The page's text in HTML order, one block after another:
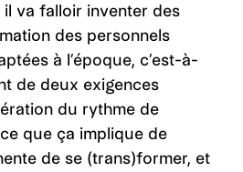
il va falloir inventer des
des personnels
à l’époque, c’est-à-
de deux exigences
du rythme de
que ça implique de
de se (trans)former, et